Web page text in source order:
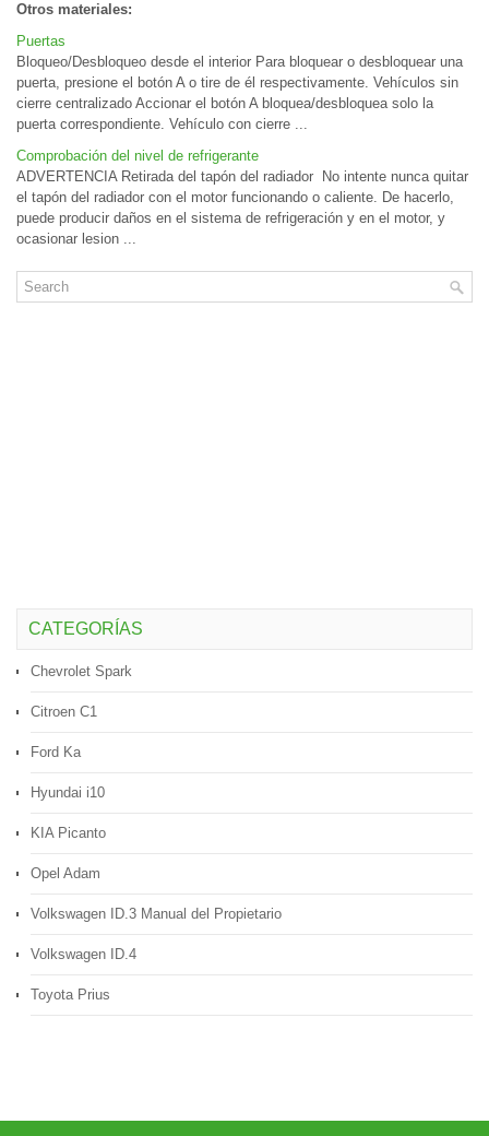
Otros materiales:
Puertas
Bloqueo/Desbloqueo desde el interior Para bloquear o desbloquear una
puerta, presione el botón A o tire de él respectivamente. Vehículos sin
cierre centralizado Accionar el botón A bloquea/desbloquea solo la
puerta correspondiente. Vehículo con cierre ...
Comprobación del nivel de refrigerante
ADVERTENCIA Retirada del tapón del radiador No intente nunca quitar
el tapón del radiador con el motor funcionando o caliente. De hacerlo,
puede producir daños en el sistema de refrigeración y en el motor, y
ocasionar lesion ...
CATEGORÍAS
Chevrolet Spark
Citroen C1
Ford Ka
Hyundai i10
KIA Picanto
Opel Adam
Volkswagen ID.3 Manual del Propietario
Volkswagen ID.4
Toyota Prius